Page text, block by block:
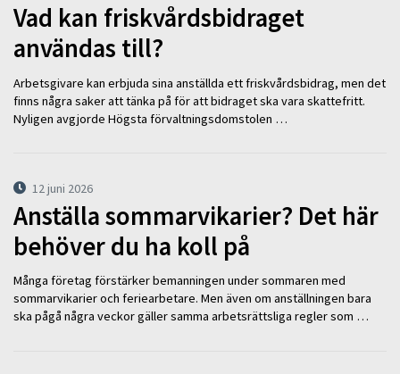
Vad kan friskvårdsbidraget
användas till?
Arbetsgivare kan erbjuda sina anställda ett friskvårdsbidrag, men det
finns några saker att tänka på för att bidraget ska vara skattefritt.
Nyligen avgjorde Högsta förvaltningsdomstolen …
12 juni 2026
Anställa sommarvikarier? Det här
behöver du ha koll på
Många företag förstärker bemanningen under sommaren med
sommarvikarier och feriearbetare. Men även om anställningen bara
ska pågå några veckor gäller samma arbetsrättsliga regler som …